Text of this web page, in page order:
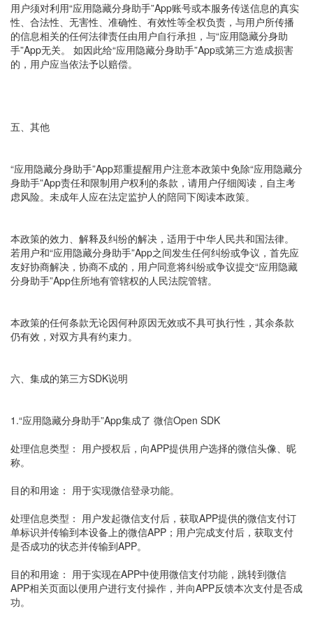
用户须对利用“应用隐藏分身助手”App账号或本服务传送信息的真实
性、合法性、无害性、准确性、有效性等全权负责，与用户所传播
的信息相关的任何法律责任由用户自行承担，与“应用隐藏分身助
手”App无关。 如因此给“应用隐藏分身助手”App或第三方造成损害
的，用户应当依法予以赔偿。
五、其他
“应用隐藏分身助手”App郑重提醒用户注意本政策中免除“应用隐藏分
身助手”App责任和限制用户权利的条款，请用户仔细阅读，自主考
虑风险。未成年人应在法定监护人的陪同下阅读本政策。
本政策的效力、解释及纠纷的解决，适用于中华人民共和国法律。
若用户和“应用隐藏分身助手”App之间发生任何纠纷或争议，首先应
友好协商解决，协商不成的，用户同意将纠纷或争议提交“应用隐藏
分身助手”App住所地有管辖权的人民法院管辖。
本政策的任何条款无论因何种原因无效或不具可执行性，其余条款
仍有效，对双方具有约束力。
六、集成的第三方SDK说明
1.“应用隐藏分身助手”App集成了 微信Open SDK
处理信息类型： 用户授权后，向APP提供用户选择的微信头像、昵
称。
目的和用途： 用于实现微信登录功能。
处理信息类型： 用户发起微信支付后，获取APP提供的微信支付订
单标识并传输到本设备上的微信APP；用户完成支付后，获取支付
是否成功的状态并传输到APP。
目的和用途： 用于实现在APP中使用微信支付功能，跳转到微信
APP相关页面以便用户进行支付操作，并向APP反馈本次支付是否成
功。